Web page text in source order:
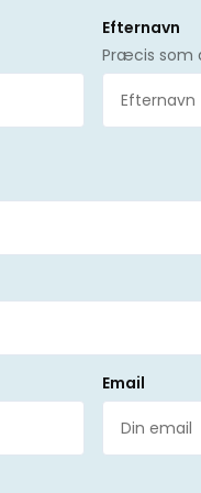
Efternavn
Præcis som
Email